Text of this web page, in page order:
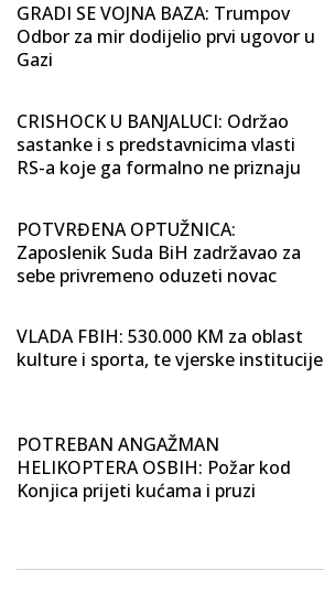
GRADI SE VOJNA BAZA: Trumpov
Odbor za mir dodijelio prvi ugovor u
Gazi
CRISHOCK U BANJALUCI: Održao
sastanke i s predstavnicima vlasti
RS-a koje ga formalno ne priznaju
POTVRĐENA OPTUŽNICA:
Zaposlenik Suda BiH zadržavao za
sebe privremeno oduzeti novac
VLADA FBIH: 530.000 KM za oblast
kulture i sporta, te vjerske institucije
POTREBAN ANGAŽMAN
HELIKOPTERA OSBIH: Požar kod
Konjica prijeti kućama i pruzi